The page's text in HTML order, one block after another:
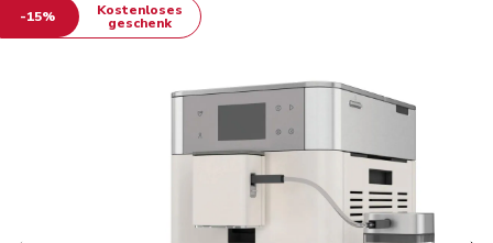
-15% Kostenloses
geschenk